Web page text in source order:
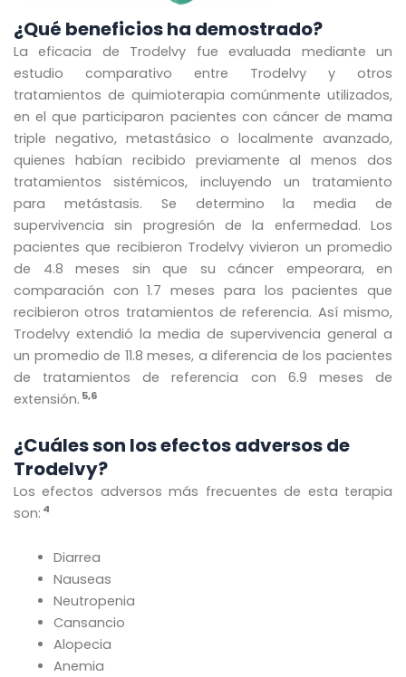
¿Qué beneficios ha demostrado?
La eficacia de Trodelvy fue evaluada mediante un
estudio comparativo entre Trodelvy y otros
tratamientos de quimioterapia comúnmente utilizados,
en el que participaron pacientes con cáncer de mama
triple negativo, metastásico o localmente avanzado,
quienes habían recibido previamente al menos dos
tratamientos sistémicos, incluyendo un tratamiento
para metástasis. Se determino la media de
supervivencia sin progresión de la enfermedad. Los
pacientes que recibieron Trodelvy vivieron un promedio
de 4.8 meses sin que su cáncer empeorara, en
comparación con 1.7 meses para los pacientes que
recibieron otros tratamientos de referencia. Así mismo,
Trodelvy extendió la media de supervivencia general a
un promedio de 11.8 meses, a diferencia de los pacientes
de tratamientos de referencia con 6.9 meses de
extensión. 5,6
¿Cuáles son los efectos adversos de
Trodelvy?
Los efectos adversos más frecuentes de esta terapia
son: 4
Diarrea
Nauseas
Neutropenia
Cansancio
Alopecia
Anemia